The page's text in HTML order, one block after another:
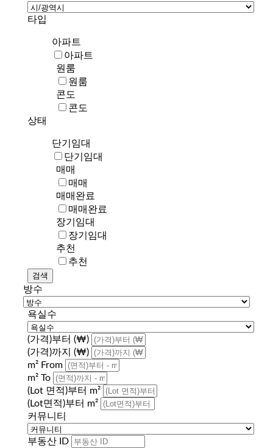
타입
아파트
아파트
원룸
원룸
콘도
콘도
상태
단기임대
단기임대
매매
매매
매매완료
매매완료
장기임대
장기임대
추천
추천
방수
욕실수
(가격)부터 (₩)
(가격)까지 (₩)
m² From
m² To
(Lot 면적)부터 m²
(Lot면적)부터 m²
커뮤니티
부동산 ID